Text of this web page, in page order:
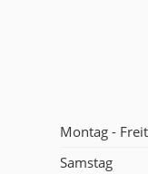
Montag -
Samstag